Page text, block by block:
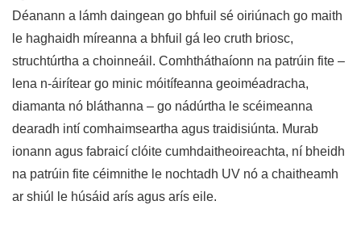
Déanann a lámh daingean go bhfuil sé oiriúnach go maith
le haghaidh míreanna a bhfuil gá leo cruth briosc,
struchtúrtha a choinneáil. Comhtháthaíonn na patrúin fite –
lena n-áirítear go minic móitífeanna geoiméadracha,
diamanta nó bláthanna – go nádúrtha le scéimeanna
dearadh intí comhaimseartha agus traidisiúnta. Murab
ionann agus fabraicí clóite cumhdaitheoireachta, ní bheidh
na patrúin fite céimnithe le nochtadh UV nó a chaitheamh
ar shiúl le húsáid arís agus arís eile.